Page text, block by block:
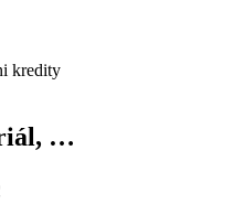
kredity
…